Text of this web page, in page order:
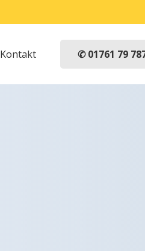
Kontakt ✆ 01761 79